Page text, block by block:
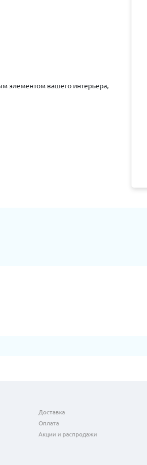
элементом вашего интерьера,
Доставка
Оплата
Акции и распродажи